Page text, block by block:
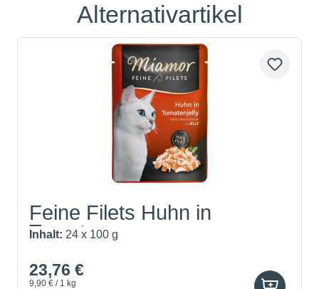
Produktgalerie überspringen
Alternativartikel
Feine Filets Huhn in
Tomate...
Inhalt: 24 x 100 g
23,76 €
9,90 € / 1 kg